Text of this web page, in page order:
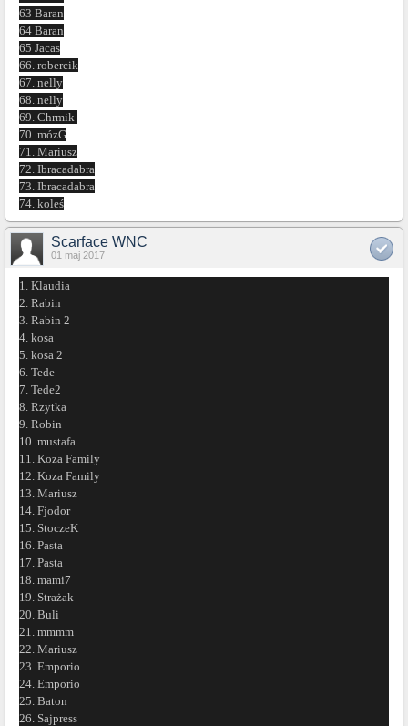
63 Baran
64 Baran
65 Jacas
66. robercik
67. nelly
68. nelly
69. Chrmik
70. mózG
71. Mariusz
72. Ibracadabra
73. Ibracadabra
74. koleś
Scarface WNC
01 maj 2017
1. Klaudia
2. Rabin
3. Rabin 2
4. kosa
5. kosa 2
6. Tede
7. Tede2
8. Rzytka
9. Robin
10. mustafa
11. Koza Family
12. Koza Family
13. Mariusz
14. Fjodor
15. StoczeK
16. Pasta
17. Pasta
18. mami7
19. Strażak
20. Buli
21. mmmm
22. Mariusz
23. Emporio
24. Emporio
25. Baton
26. Sajpress